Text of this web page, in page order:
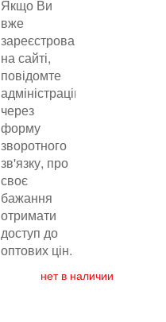
Якщо Ви
вже
зареєстровані
на сайті,
повідомте
адміністрацію
через
форму
зворотного
зв'язку, про
своє
бажання
отримати
доступ до
оптових цін.
нет в наличии